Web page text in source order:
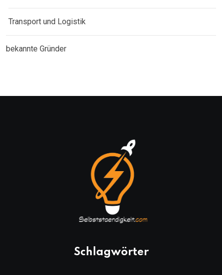
Transport und Logistik
bekannte Gründer
Schlagwörter